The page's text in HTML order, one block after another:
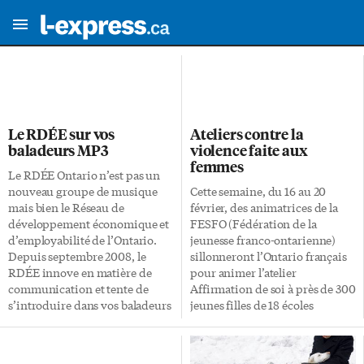
Le RDÉE sur vos
baladeurs MP3
Le RDÉE Ontario n’est pas un
nouveau groupe de musique
mais bien le Réseau de
développement économique et
d’employabilité de l’Ontario.
Depuis septembre 2008, le
RDÉE innove en matière de
communication et tente de
s’introduire dans vos baladeurs
Ateliers contre la
violence faite aux
femmes
Cette semaine, du 16 au 20
février, des animatrices de la
FESFO (Fédération de la
jeunesse franco-ontarienne)
sillonneront l’Ontario français
pour animer l’atelier
Affirmation de soi à près de 300
jeunes filles de 18 écoles
français. Cet atelier a pour but
d’outiller les participantes